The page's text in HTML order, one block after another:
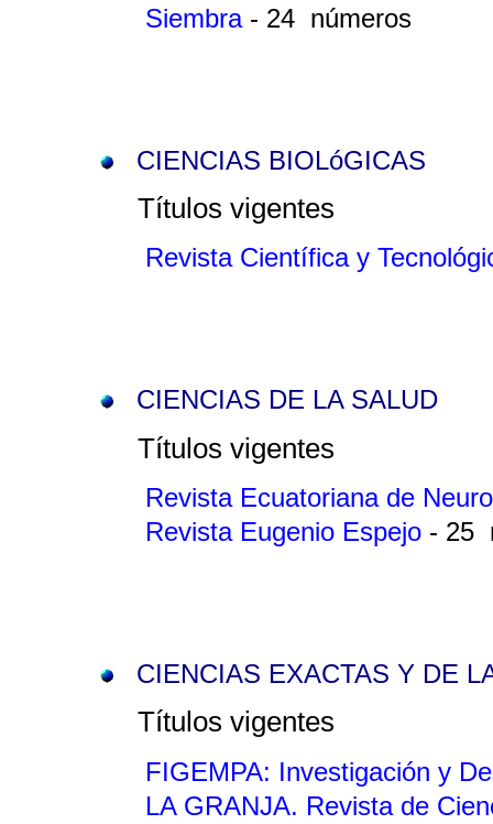
Siembra - 24 números
CIENCIAS BIOLóGICAS
Títulos vigentes
Revista Científica y
CIENCIAS DE LA SALUD
Títulos vigentes
Revista Ecuatoriana de
Revista Eugenio Espejo - 25
CIENCIAS EXACTAS Y DE
Títulos vigentes
FIGEMPA: Investigación y
LA GRANJA. Revista de